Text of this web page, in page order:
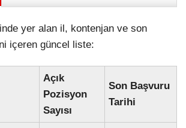
yer alan il, kontenjan ve son
içeren güncel liste:
Açık
Pozisyon
Sayısı
Son Başvuru
Tarihi